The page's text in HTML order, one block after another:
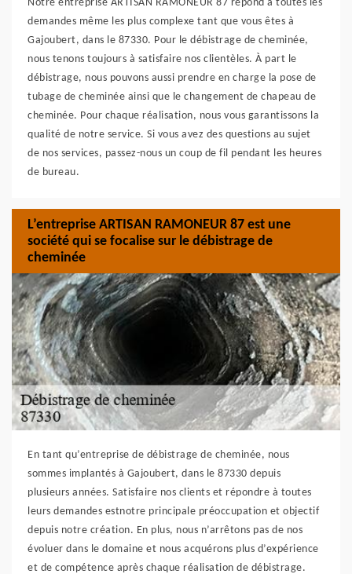
Notre entreprise ARTISAN RAMONEUR 87 répond à toutes les
demandes même les plus complexe tant que vous êtes à
Gajoubert, dans le 87330. Pour le débistrage de cheminée,
nous tenons toujours à satisfaire nos clientèles. À part le
débistrage, nous pouvons aussi prendre en charge la pose de
tubage de cheminée ainsi que le changement de chapeau de
cheminée. Pour chaque réalisation, nous vous garantissons la
qualité de notre service. Si vous avez des questions au sujet
de nos services, passez-nous un coup de fil pendant les heures
de bureau.
L’entreprise ARTISAN RAMONEUR 87 est une
société qui se focalise sur le débistrage de
cheminée
En tant qu’entreprise de débistrage de cheminée, nous
sommes implantés à Gajoubert, dans le 87330 depuis
plusieurs années. Satisfaire nos clients et répondre à toutes
leurs demandes estnotre principale préoccupation et objectif
depuis notre création. En plus, nous n’arrêtons pas de nos
évoluer dans le domaine et nous acquérons plus d’expérience
et de compétence après chaque réalisation de débistrage.